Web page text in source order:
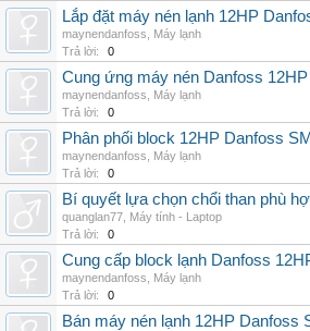
Lắp đặt máy nén lạnh 12HP
maynendanfoss
Máy lạnh
Trả lời:
0
Cung ứng máy nén Danfoss
maynendanfoss
Máy lạnh
Trả lời:
0
Phân phối block 12HP Danfoss
maynendanfoss
Máy lạnh
Trả lời:
0
Bí quyết lựa chọn chổi than phù
quanglan77 Máy tính - Laptop
Trả lời:
0
Cung cấp block lạnh Danfoss
maynendanfoss
Máy lạnh
Trả lời:
0
Bán máy nén lạnh 12HP Danfoss